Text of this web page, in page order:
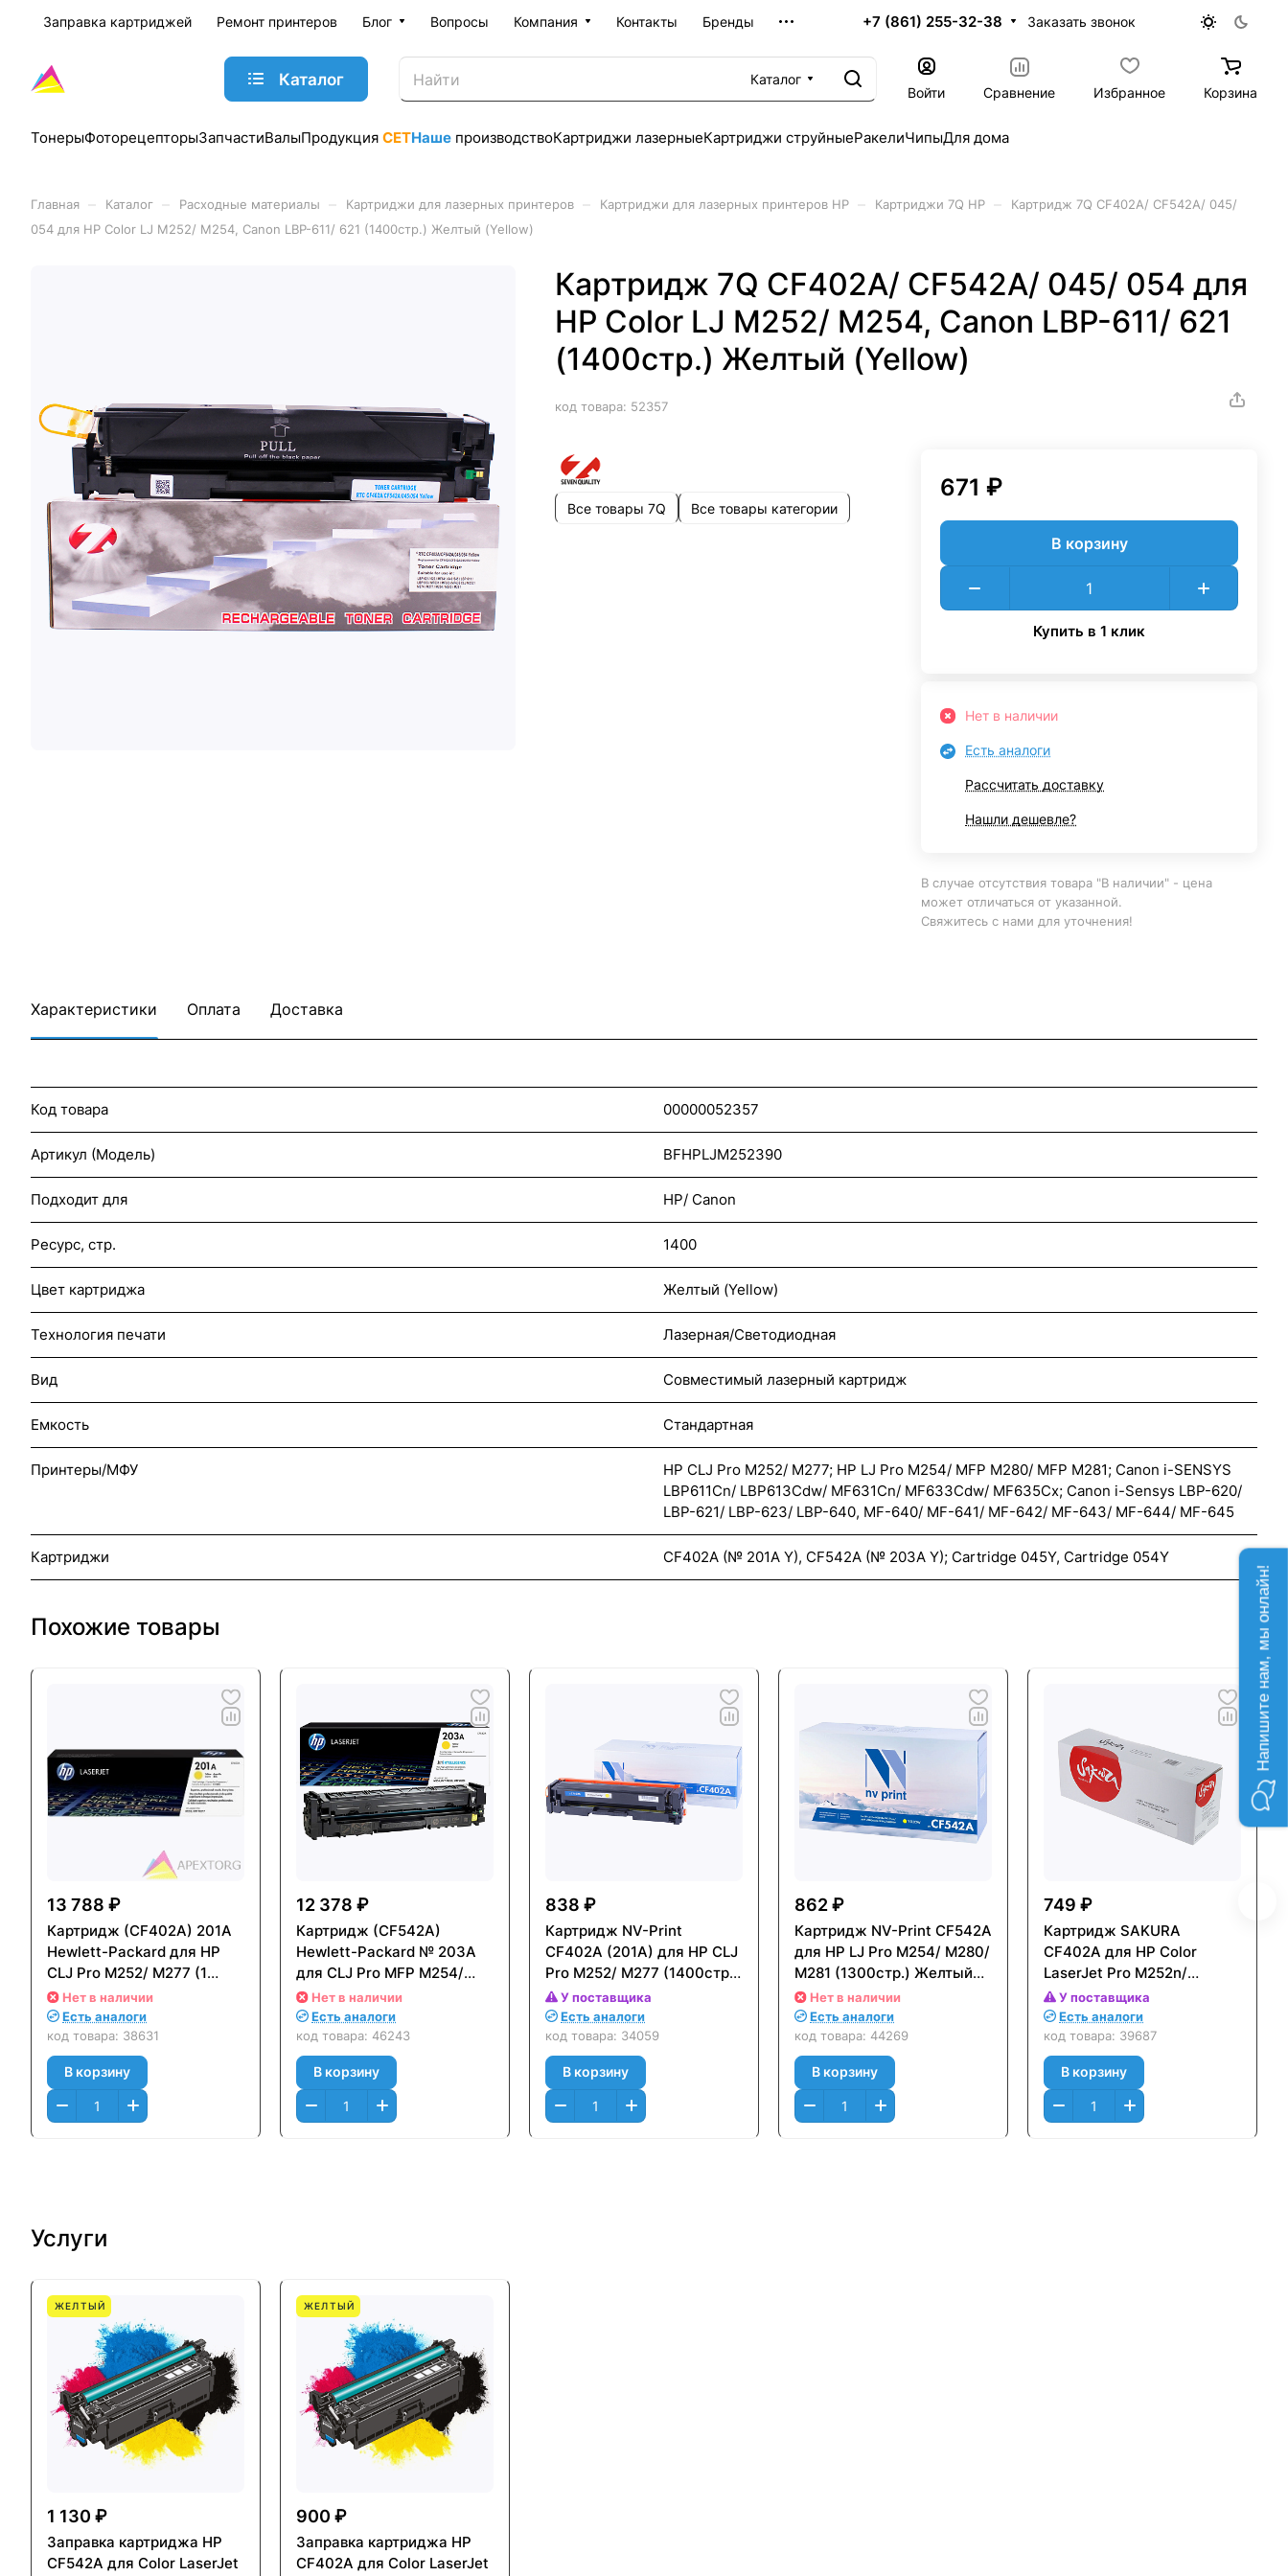
Заправка картриджей Ремонт принтеров Блог Вопросы Компания Контакты Бренды +7 (861) 255-32-38 Заказать звонок
Каталог
Каталог
Войти
Сравнение Избранное Корзина
ТонерыФоторецепторыЗапчастиВалыПродукция CETНаше производствоКартриджи лазерныеКартриджи струйныеРакелиЧипыДля дома
Главная Каталог Расходные материалы Картриджи для лазерных принтеров Картриджи для лазерных принтеров HP Картриджи 7Q HP
Картридж 7Q CF402A/ CF542A/ 045/
054 для HP Color LJ M252/ M254, Canon LBP-611/ 621 (1400стр.) Желтый (Yellow)
Картридж 7Q CF402A/ CF542A/ 045/ 054 для
HP Color LJ M252/ M254, Canon LBP-611/ 621
(1400стр.) Желтый (Yellow)
код товара: 52357
Все товары 7Q Все товары категории
671 ₽
В корзину
Купить в 1 клик
Нет в наличии
Есть аналоги
Рассчитать доставку
Нашли дешевле?
В случае отсутствия товара "В наличии" - цена
может отличаться от указанной.
Свяжитесь с нами для уточнения!
Характеристики Оплата Доставка
Код товара 00000052357
Артикул (Модель) BFHPLJM252390
Подходит для HP/ Canon
Ресурс, стр. 1400
Цвет картриджа Желтый (Yellow)
Технология печати Лазерная/Светодиодная
Вид Совместимый лазерный картридж
Емкость Стандартная
Принтеры/МФУ
HP CLJ Pro M252/ M277; HP LJ Pro M254/ MFP M280/ MFP M281; Canon i-SENSYS
LBP611Cn/ LBP613Cdw/ MF631Cn/ MF633Cdw/ MF635Cx; Canon i-Sensys LBP-620/
LBP-621/ LBP-623/ LBP-640, MF-640/ MF-641/ MF-642/ MF-643/ MF-644/ MF-645
Картриджи CF402A (№ 201A Y), CF542A (№ 203A Y); Cartridge 045Y, Cartridge 054Y
Похожие товары
13 788 ₽
Картридж (CF402A) 201A
Hewlett-Packard для HP
CLJ Pro M252/ M277 (1
400стр.) Желтый (Yellow)
Оригинальный
Нет в наличии
Есть аналоги
код товара: 38631
В корзину
12 378 ₽
Картридж (CF542A)
Hewlett-Packard № 203A
для CLJ Pro MFP M254/
M280/ M281 (1300стр.)
Желтый (Yellow)
Оригинальный
Нет в наличии
Есть аналоги
код товара: 46243
В корзину
838 ₽
Картридж NV-Print
CF402A (201A) для HP CLJ
Pro M252/ M277 (1400стр.)
Желтый (Yellow)
У поставщика
Есть аналоги
код товара: 34059
В корзину
862 ₽
Картридж NV-Print CF542A
для HP LJ Pro M254/ M280/
M281 (1300стр.) Желтый
(Yellow)
Нет в наличии
Есть аналоги
код товара: 44269
В корзину
749 ₽
Картридж SAKURA
CF402A для HP Color
LaserJet Pro M252n/
M252dn/ MFP277dw/ 277n
Желтый (Yellow) (1400 к.)
У поставщика
Есть аналоги
код товара: 39687
В корзину
Услуги
ЖЕЛТЫЙ
1 130 ₽
Заправка картриджа HP
CF542A для Color LaserJet
ЖЕЛТЫЙ
900 ₽
Заправка картриджа HP
CF402A для Color LaserJet
Напишите нам, мы онлайн!